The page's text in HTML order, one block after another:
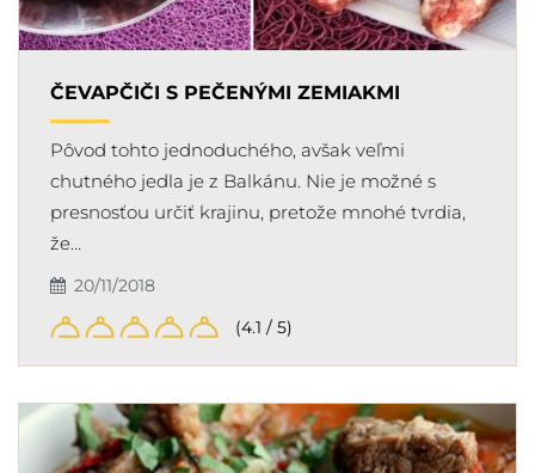
ČEVAPČIČI S PEČENÝMI ZEMIAKMI
Pôvod tohto jednoduchého, avšak veľmi
chutného jedla je z Balkánu. Nie je možné s
presnosťou určiť krajinu, pretože mnohé tvrdia,
že…
20/11/2018
(4.1 / 5)